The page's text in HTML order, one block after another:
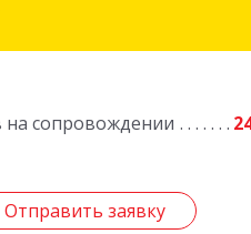
на сопровождении
Отправить заявку
Портовое шоссе, д.1
Отправить заявку